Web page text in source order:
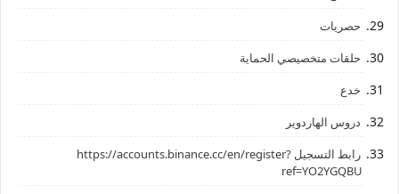
حصريات
حلقات متخصيصي الحماية
خدع
دروس الهاردوير
رابط ‏التسجيل ‏https://accounts.binance.cc/en/register?
ref=YO2YGQBU ‏